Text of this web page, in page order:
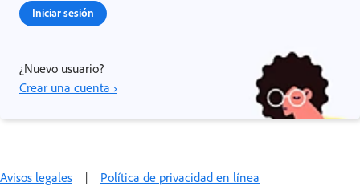
Iniciar sesión
¿Nuevo usuario?
Crear una cuenta ›
Avisos legales | Política de privacidad en línea